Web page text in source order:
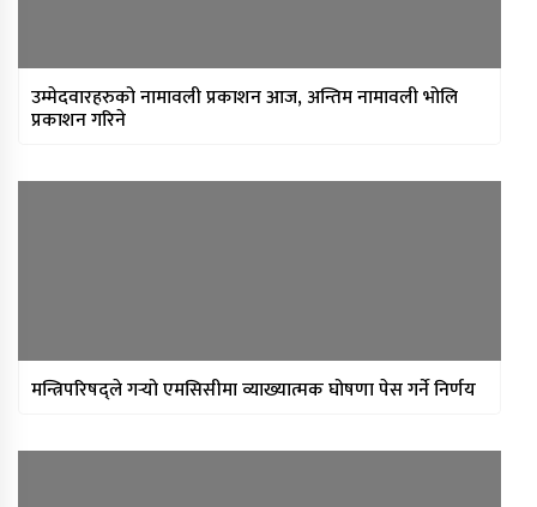
पुनर्स्थापना खर्च
प्रधानन्यायाधीशमा मनोजकुमार शर्माको
उम्मेदवारहरुको नामावली प्रकाशन आज, अन्तिम नामावली भोलि
प्रकाशन गरिने
मन्त्रिपरिषद्ले गर्‍यो एमसिसीमा व्याख्यात्मक घोषणा पेस गर्ने निर्णय